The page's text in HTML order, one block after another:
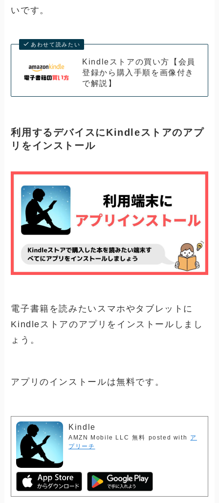
いです。
あわせて読みたい
Kindleストアの買い方【会員
登録から購入手順を画像付き
で解説】
利用するデバイスにKindleストアのアプ
リをインストール
電子書籍を読みたいスマホやタブレットに
Kindleストアのアプリをインストールしまし
ょう。
アプリのインストールは無料です。
Kindle
AMZN Mobile LLC 無料 posted with
ア
プリーチ